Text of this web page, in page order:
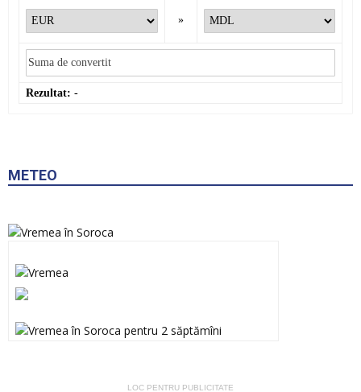
»
Rezultat: -
METEO
LOC PENTRU PUBLICITATE